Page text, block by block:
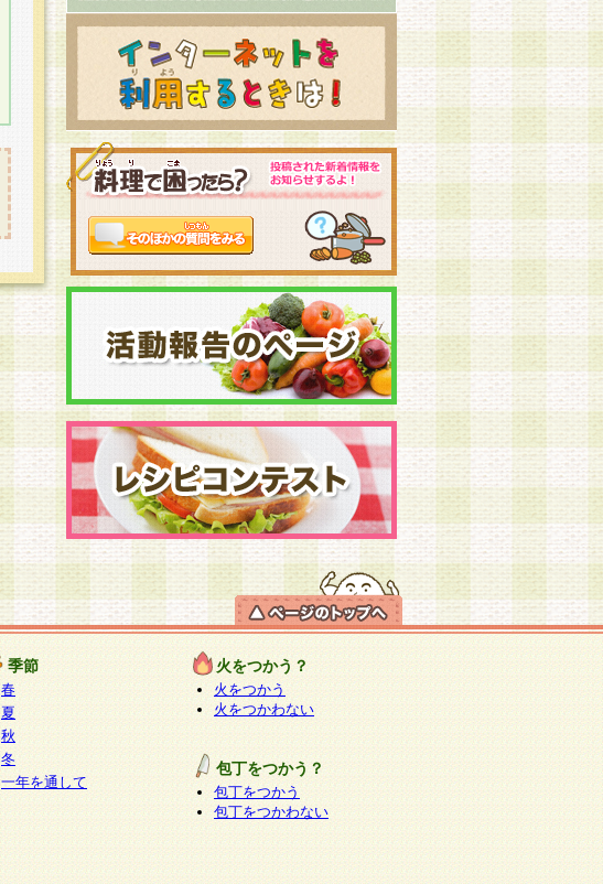
季節
春
夏
秋
冬
一年を通して
火をつかう？
火をつかう
火をつかわない
包丁をつかう？
包丁をつかう
包丁をつかわない